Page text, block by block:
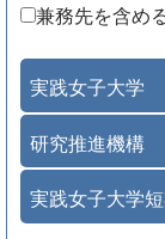
兼務先を含め
実践女子大学
研究推進機構
実践女子大学